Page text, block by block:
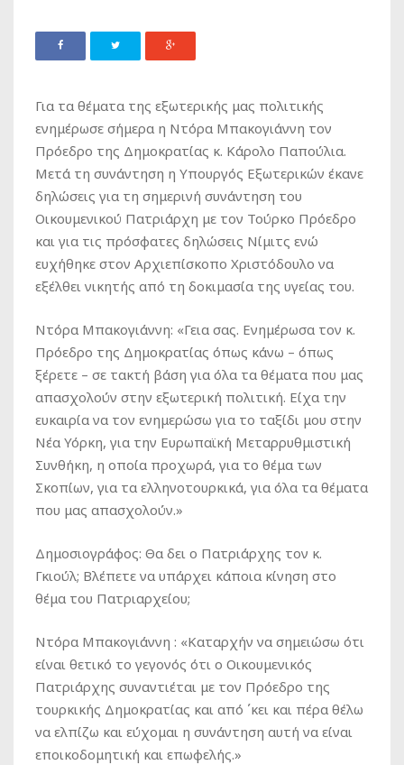
Για τα θέματα της εξωτερικής μας πολιτικής
ενημέρωσε σήμερα η Ντόρα Μπακογιάννη τον
Πρόεδρο της Δημοκρατίας κ. Κάρολο Παπούλια.
Μετά τη συνάντηση η Υπουργός Εξωτερικών έκανε
δηλώσεις για τη σημερινή συνάντηση του
Οικουμενικού Πατριάρχη με τον Τούρκο Πρόεδρο
και για τις πρόσφατες δηλώσεις Νίμιτς ενώ
ευχήθηκε στον Αρχιεπίσκοπο Χριστόδουλο να
εξέλθει νικητής από τη δοκιμασία της υγείας του.
Ντόρα Μπακογιάννη: «Γεια σας. Ενημέρωσα τον κ.
Πρόεδρο της Δημοκρατίας όπως κάνω – όπως
ξέρετε – σε τακτή βάση για όλα τα θέματα που μας
απασχολούν στην εξωτερική πολιτική. Είχα την
ευκαιρία να τον ενημερώσω για το ταξίδι μου στην
Νέα Υόρκη, για την Ευρωπαϊκή Μεταρρυθμιστική
Συνθήκη, η οποία προχωρά, για το θέμα των
Σκοπίων, για τα ελληνοτουρκικά, για όλα τα θέματα
που μας απασχολούν.»
Δημοσιογράφος: Θα δει ο Πατριάρχης τον κ.
Γκιούλ; Βλέπετε να υπάρχει κάποια κίνηση στο
θέμα του Πατριαρχείου;
Ντόρα Μπακογιάννη : «Καταρχήν να σημειώσω ότι
είναι θετικό το γεγονός ότι ο Οικουμενικός
Πατριάρχης συναντιέται με τον Πρόεδρο της
τουρκικής Δημοκρατίας και από ΄κει και πέρα θέλω
να ελπίζω και εύχομαι η συνάντηση αυτή να είναι
εποικοδομητική και επωφελής.»